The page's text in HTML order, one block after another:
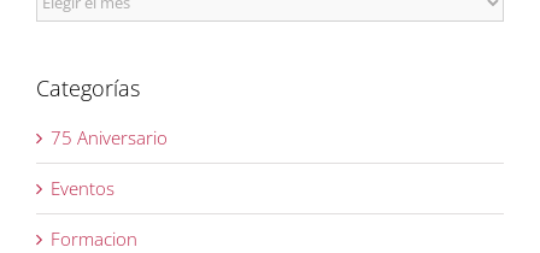
Categorías
75 Aniversario
Eventos
Formacion